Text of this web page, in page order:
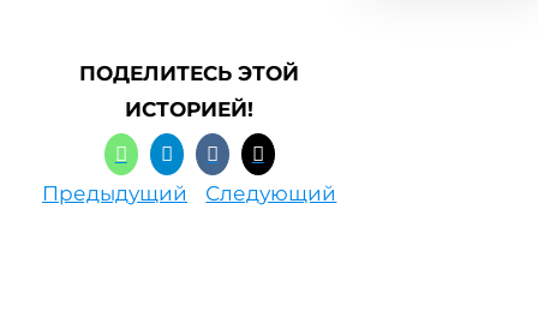
ПОДЕЛИТЕСЬ ЭТОЙ
ИСТОРИЕЙ!
Предыдущий Следующий